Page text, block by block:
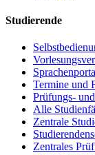
Studierende
Termine und
Prüfungs-
Alle
Zentrale
Zentrales